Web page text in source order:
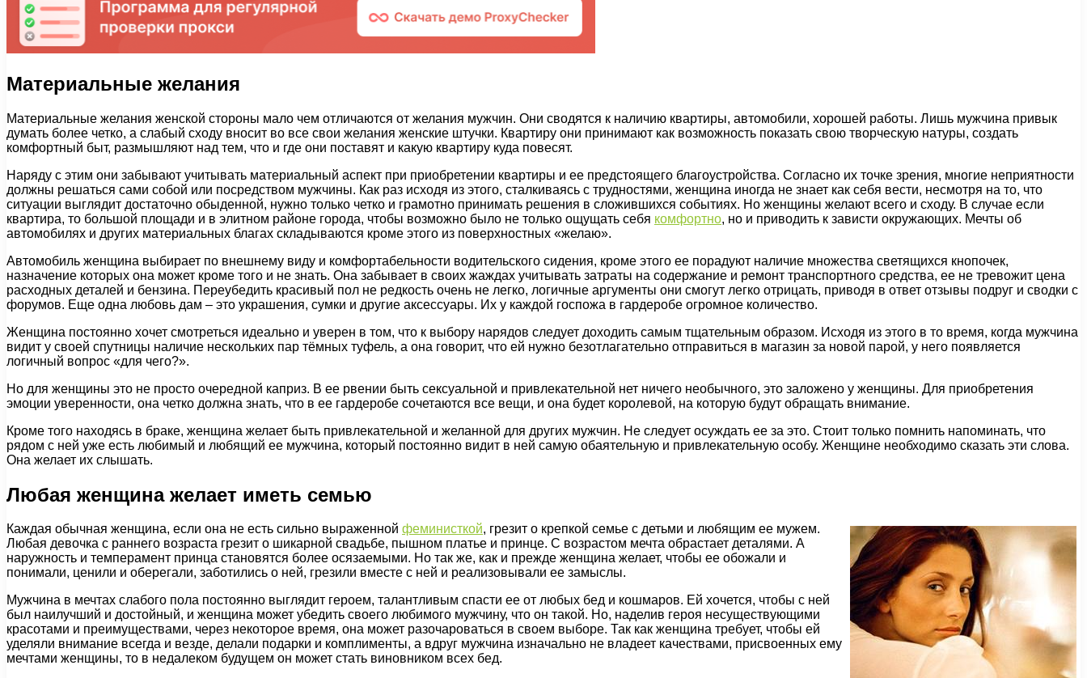
Материальные желания
Материальные желания женской стороны мало чем отличаются от желания мужчин. Они сводятся к наличию квартиры, автомобили, хорошей работы. Лишь мужчина привык
думать более четко, а слабый сходу вносит во все свои желания женские штучки. Квартиру они принимают как возможность показать свою творческую натуры, создать
комфортный быт, размышляют над тем, что и где они поставят и какую квартиру куда повесят.
Наряду с этим они забывают учитывать материальный аспект при приобретении квартиры и ее предстоящего благоустройства. Согласно их точке зрения, многие неприятности
должны решаться сами собой или посредством мужчины. Как раз исходя из этого, сталкиваясь с трудностями, женщина иногда не знает как себя вести, несмотря на то, что
ситуации выглядит достаточно обыденной, нужно только четко и грамотно принимать решения в сложившихся событиях. Но женщины желают всего и сходу. В случае если
квартира, то большой площади и в элитном районе города, чтобы возможно было не только ощущать себя комфортно, но и приводить к зависти окружающих. Мечты об
автомобилях и других материальных благах складываются кроме этого из поверхностных «желаю».
Автомобиль женщина выбирает по внешнему виду и комфортабельности водительского сидения, кроме этого ее порадуют наличие множества светящихся кнопочек,
назначение которых она может кроме того и не знать. Она забывает в своих жаждах учитывать затраты на содержание и ремонт транспортного средства, ее не тревожит цена
расходных деталей и бензина. Переубедить красивый пол не редкость очень не легко, логичные аргументы они смогут легко отрицать, приводя в ответ отзывы подруг и сводки с
форумов. Еще одна любовь дам – это украшения, сумки и другие аксессуары. Их у каждой госпожа в гардеробе огромное количество.
Женщина постоянно хочет смотреться идеально и уверен в том, что к выбору нарядов следует доходить самым тщательным образом. Исходя из этого в то время, когда мужчина
видит у своей спутницы наличие нескольких пар тёмных туфель, а она говорит, что ей нужно безотлагательно отправиться в магазин за новой парой, у него появляется
логичный вопрос «для чего?».
Но для женщины это не просто очередной каприз. В ее рвении быть сексуальной и привлекательной нет ничего необычного, это заложено у женщины. Для приобретения
эмоции уверенности, она четко должна знать, что в ее гардеробе сочетаются все вещи, и она будет королевой, на которую будут обращать внимание.
Кроме того находясь в браке, женщина желает быть привлекательной и желанной для других мужчин. Не следует осуждать ее за это. Стоит только помнить напоминать, что
рядом с ней уже есть любимый и любящий ее мужчина, который постоянно видит в ней самую обаятельную и привлекательную особу. Женщине необходимо сказать эти слова.
Она желает их слышать.
Любая женщина желает иметь семью
Каждая обычная женщина, если она не есть сильно выраженной феминисткой, грезит о крепкой семье с детьми и любящим ее мужем.
Любая девочка с раннего возраста грезит о шикарной свадьбе, пышном платье и принце. С возрастом мечта обрастает деталями. А
наружность и темперамент принца становятся более осязаемыми. Но так же, как и прежде женщина желает, чтобы ее обожали и
понимали, ценили и оберегали, заботились о ней, грезили вместе с ней и реализовывали ее замыслы.
Мужчина в мечтах слабого пола постоянно выглядит героем, талантливым спасти ее от любых бед и кошмаров. Ей хочется, чтобы с ней
был наилучший и достойный, и женщина может убедить своего любимого мужчину, что он такой. Но, наделив героя несуществующими
красотами и преимуществами, через некоторое время, она может разочароваться в своем выборе. Так как женщина требует, чтобы ей
уделяли внимание всегда и везде, делали подарки и комплименты, а вдруг мужчина изначально не владеет качествами, присвоенных ему
мечтами женщины, то в недалеком будущем он может стать виновником всех бед.